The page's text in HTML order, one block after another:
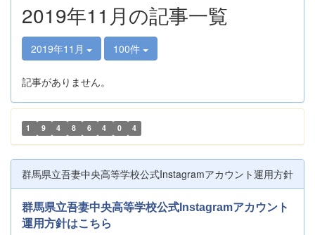
2019年11月の記事一覧
2019年11月 100件
記事がありません。
1 9 4 8 6 4 0 4
群馬県立吾妻中央高等学校公式Instagramアカウント運用方針
群馬県立吾妻中央高等学校公式Instagramアカウント
運用方針はこちら